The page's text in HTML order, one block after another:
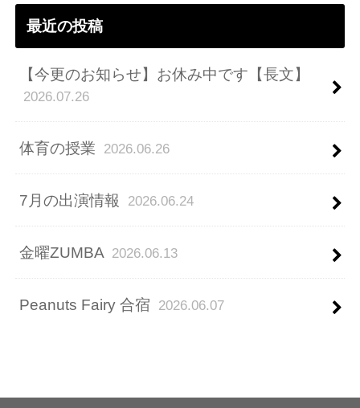
最近の投稿
【今更のお知らせ】お休み中です【長文】
2026.07.26
体育の授業 2026.06.26
7月の出演情報 2026.06.24
金曜ZUMBA 2026.06.13
Peanuts Fairy 合宿 2026.06.07